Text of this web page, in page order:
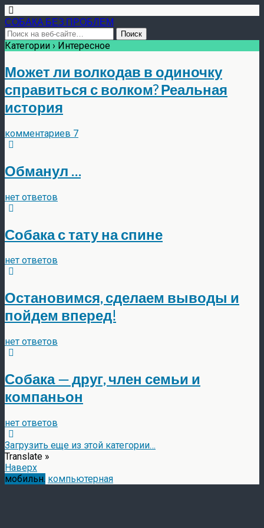
СОБАКА БЕЗ ПРОБЛЕМ
Категории › Интересное
Может ли волкодав в одиночку
справиться с волком? Реальная
история
комментариев 7
Обманул …
нет ответов
Собака с тату на спине
нет ответов
Остановимся, сделаем выводы и
пойдем вперед!
нет ответов
Собака — друг, член семьи и
компаньон
нет ответов
Загрузить еще из этой категории…
Translate »
Наверх
мобильн. компьютерная